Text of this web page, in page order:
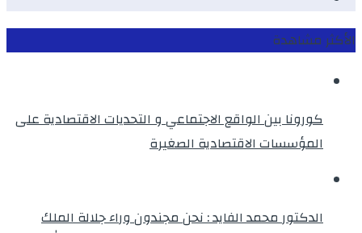
الأكثر مشاهدة
كورونا بين الواقع الاجتماعي و التحديات الاقتصادية على
المؤسسات الاقتصادية الصغيرة
الدكتور محمد الفايد : نحن مجندون وراء جلالة الملك